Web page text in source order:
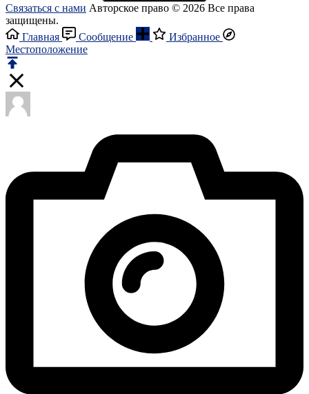
Связаться с нами Авторское право © 2026 Все права
защищены.
Главная
Сообщение
Избранное
Местоположение